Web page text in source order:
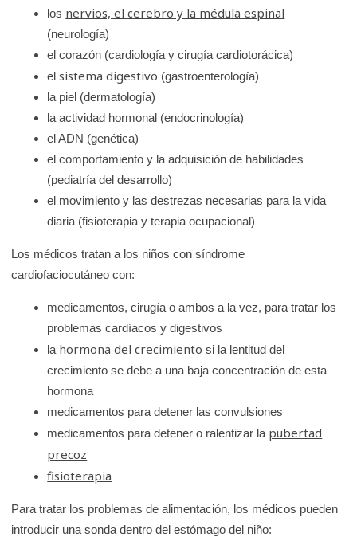
los nervios, el cerebro y la médula espinal
(neurología)
el corazón (cardiología y cirugía cardiotorácica)
elsistema digestivo (gastroenterología)
la piel (dermatología)
la actividad hormonal (endocrinología)
el ADN (genética)
el comportamiento y la adquisición de habilidades
(pediatría del desarrollo)
el movimiento y las destrezas necesarias para la vida
diaria (fisioterapia y terapia ocupacional)
Los médicos tratan a los niños con síndrome
cardiofaciocutáneo con:
medicamentos, cirugía o ambos a la vez, para tratar los
problemas cardíacos y digestivos
la hormona del crecimiento si la lentitud del
crecimiento se debe a una baja concentración de esta
hormona
medicamentos para detener las convulsiones
medicamentos para detener o ralentizar la pubertad
precoz
fisioterapia
Para tratar los problemas de alimentación, los médicos pueden
introducir una sonda dentro del estómago del niño: